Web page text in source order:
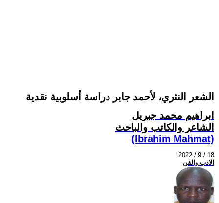
الشعر النثري، لأحمد جابر دراسة أسلوبية نقدية
ابراهيم محمد جبريل
الشاعر والكاتب والباحث
(Ibrahim Mahmat)
2022 / 9 / 18
الادب والفن